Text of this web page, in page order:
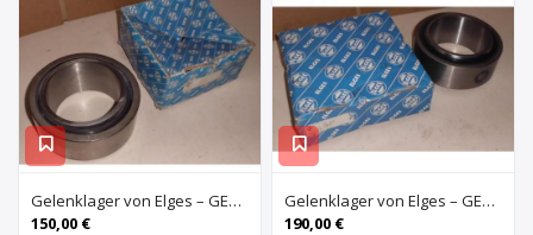
Gelenklager von Elges – GE120UK-2RS
150,00 €
Gelenklager von Elges – GE140UK-2RS
190,00 €